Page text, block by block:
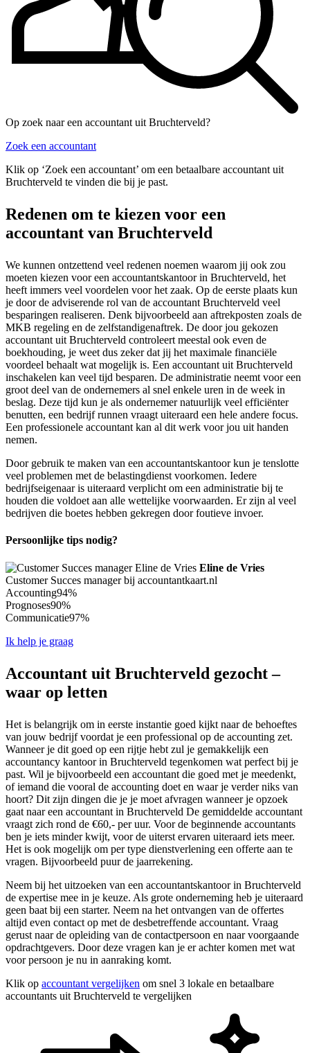
Op zoek naar een accountant uit Bruchterveld?
Zoek een accountant
Klik op ‘Zoek een accountant’ om een betaalbare accountant uit
Bruchterveld te vinden die bij je past.
Redenen om te kiezen voor een
accountant van Bruchterveld
We kunnen ontzettend veel redenen noemen waarom jij ook zou
moeten kiezen voor een accountantskantoor in Bruchterveld, het
heeft immers veel voordelen voor het zaak. Op de eerste plaats kun
je door de adviserende rol van de accountant Bruchterveld veel
besparingen realiseren. Denk bijvoorbeeld aan aftrekposten zoals de
MKB regeling en de zelfstandigenaftrek. De door jou gekozen
accountant uit Bruchterveld controleert meestal ook even de
boekhouding, je weet dus zeker dat jij het maximale financiële
voordeel behaalt wat mogelijk is. Een accountant uit Bruchterveld
inschakelen kan veel tijd besparen. De administratie neemt voor een
groot deel van de ondernemers al snel enkele uren in de week in
beslag. Deze tijd kun je als ondernemer natuurlijk veel efficiënter
benutten, een bedrijf runnen vraagt uiteraard een hele andere focus.
Een professionele accountant kan al dit werk voor jou uit handen
nemen.
Door gebruik te maken van een accountantskantoor kun je tenslotte
veel problemen met de belastingdienst voorkomen. Iedere
bedrijfseigenaar is uiteraard verplicht om een administratie bij te
houden die voldoet aan alle wettelijke voorwaarden. Er zijn al veel
bedrijven die boetes hebben gekregen door foutieve invoer.
Persoonlijke tips nodig?
Eline de Vries
Customer Succes manager bij accountantkaart.nl
Accounting94%
Prognoses90%
Communicatie97%
Ik help je graag
Accountant uit Bruchterveld gezocht –
waar op letten
Het is belangrijk om in eerste instantie goed kijkt naar de behoeftes
van jouw bedrijf voordat je een professional op de accounting zet.
Wanneer je dit goed op een rijtje hebt zul je gemakkelijk een
accountancy kantoor in Bruchterveld tegenkomen wat perfect bij je
past. Wil je bijvoorbeeld een accountant die goed met je meedenkt,
of iemand die vooral de accounting doet en waar je verder niks van
hoort? Dit zijn dingen die je je moet afvragen wanneer je opzoek
gaat naar een accountant in Bruchterveld De gemiddelde accountant
vraagt zich rond de €60,- per uur. Voor de beginnende accountants
ben je iets minder kwijt, voor de uiterst ervaren uiteraard iets meer.
Het is ook mogelijk om per type dienstverlening een offerte aan te
vragen. Bijvoorbeeld puur de jaarrekening.
Neem bij het uitzoeken van een accountantskantoor in Bruchterveld
de expertise mee in je keuze. Als grote onderneming heb je uiteraard
geen baat bij een starter. Neem na het ontvangen van de offertes
altijd even contact op met de desbetreffende accountant. Vraag
gerust naar de opleiding van de contactpersoon en naar voorgaande
opdrachtgevers. Door deze vragen kan je er achter komen met wat
voor persoon je nu in aanraking komt.
Klik op accountant vergelijken om snel 3 lokale en betaalbare
accountants uit Bruchterveld te vergelijken